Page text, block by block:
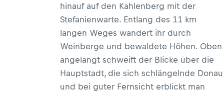
hinauf auf den Kahlenberg mit der
Stefanienwarte. Entlang des 11 km
langen Weges wandert ihr durch
Weinberge und bewaldete Höhen. Oben
angelangt schweift der Blicke über die
Hauptstadt, die sich schlängelnde Donau
und bei guter Fernsicht erblickt man